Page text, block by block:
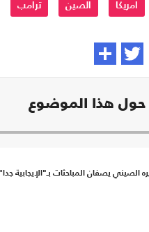
امريكا الصين ترامب
حول هذا الموضوع
الصيني يصفان المباحثات بـ"الإيجابية